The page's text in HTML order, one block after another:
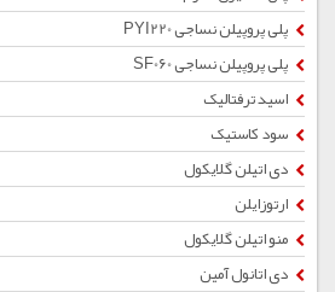
پلی پروپیلن نساجی PYI220
پلی پروپیلن نساجی SF060
اسید ترفتالیک
سود کاستیک
دی اتیلن گلایکول
ارتوزایلن
منو اتیلن گلایکول
دی اتانول آمین